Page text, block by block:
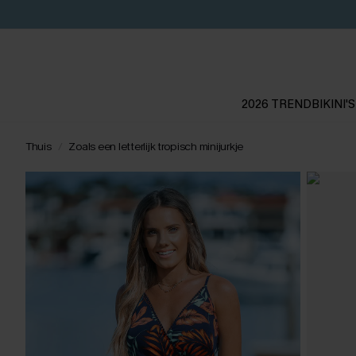
2026 TRENDBIKINI'S
Thuis Zoals een letterlijk tropisch minijurkje